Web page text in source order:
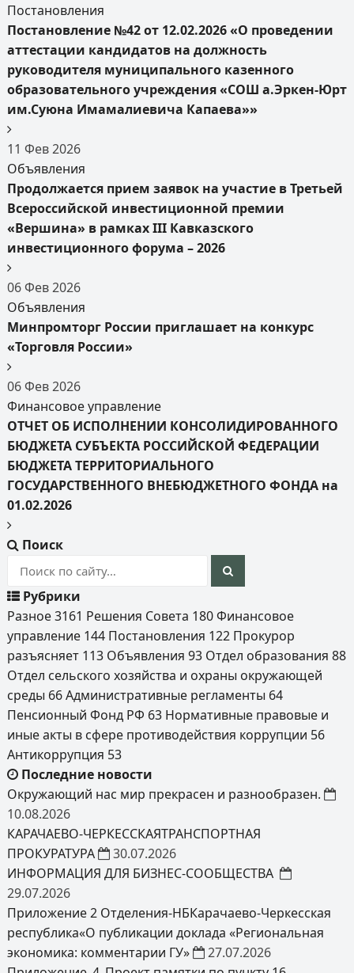
Постановления
Постановление №42 от 12.02.2026 «О проведении
аттестации кандидатов на должность
руководителя муниципального казенного
образовательного учреждения «СОШ а.Эркен-Юрт
им.Суюна Имамалиевича Капаева»»
11 Фев2026
Объявления
Продолжается прием заявок на участие в Третьей
Всероссийской инвестиционной премии
«Вершина» в рамках III Кавказского
инвестиционного форума – 2026
06Фев2026
Объявления
Минпромторг России приглашает на конкурс
«Торговля России»
06Фев2026
Финансовое управление
ОТЧЕТ ОБ ИСПОЛНЕНИИ КОНСОЛИДИРОВАННОГО
БЮДЖЕТА СУБЪЕКТА РОССИЙСКОЙ ФЕДЕРАЦИИ
БЮДЖЕТА ТЕРРИТОРИАЛЬНОГО
ГОСУДАРСТВЕННОГО ВНЕБЮДЖЕТНОГО ФОНДА на
01.02.2026
Поиск
Рубрики
Разное3161 Решения Совета 180Финансовое
управление 144 Постановления 122 Прокурор
разъясняет 113 Объявления 93 Отдел образования 88
Отдел сельского хозяйства и охраны окружающей
среды 66Административные регламенты 64
Пенсионный Фонд РФ 63 Нормативные правовые и
иные акты в сфере противодействия коррупции 56
Антикоррупция 53
Последние новости
Окружающий нас мир прекрасен и разнообразен.
10.08.2026
КАРАЧАЕВО-ЧЕРКЕССКАЯТРАНСПОРТНАЯ
ПРОКУРАТУРА
30.07.2026
ИНФОРМАЦИЯ ДЛЯ БИЗНЕС-СООБЩЕСТВА
29.07.2026
Приложение 2 Отделения-НБКарачаево-Черкесская
республика«О публикации доклада «Региональная
экономика: комментарии ГУ»
27.07.2026